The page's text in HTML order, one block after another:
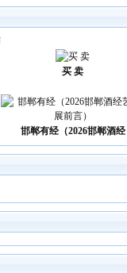
买 卖
邯郸有经（2026邯郸酒经